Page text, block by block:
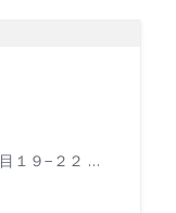
日本、東京都江戸川区東葛西５丁目１９−２２ フラット葛西